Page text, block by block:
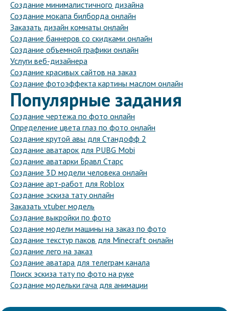
Создание минималистичного дизайна
Создание мокапа билборда онлайн
Заказать дизайн комнаты онлайн
Создание баннеров со скидками онлайн
Создание объемной графики онлайн
Услуги веб-дизайнера
Создание красивых сайтов на заказ
Создание фотоэффекта картины маслом онлайн
Популярные задания
Создание чертежа по фото онлайн
Определение цвета глаз по фото онлайн
Создание крутой авы для Стандофф 2
Создание аватарок для PUBG Mobi
Создание аватарки Бравл Старс
Создание 3D модели человека онлайн
Создание арт-работ для Roblox
Создание эскиза тату онлайн
Заказать vtuber модель
Создание выкройки по фото
Создание модели машины на заказ по фото
Создание текстур паков для Minecraft онлайн
Создание лего на заказ
Создание аватара для телеграм канала
Поиск эскиза тату по фото на руке
Создание модельки гача для анимации